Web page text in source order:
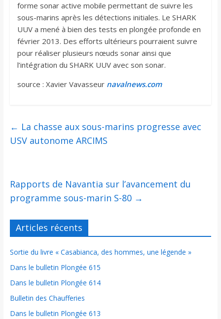
forme sonar active mobile permettant de suivre les
sous-marins après les détections initiales. Le SHARK
UUV a mené à bien des tests en plongée profonde en
février 2013. Des efforts ultérieurs pourraient suivre
pour réaliser plusieurs nœuds sonar ainsi que
l’intégration du SHARK UUV avec son sonar.
source : Xavier Vavasseur navalnews.com
← La chasse aux sous-marins progresse avec
USV autonome ARCIMS
Rapports de Navantia sur l’avancement du
programme sous-marin S-80 →
Articles récents
Sortie du livre « Casabianca, des hommes, une légende »
Dans le bulletin Plongée 615
Dans le bulletin Plongée 614
Bulletin des Chaufferies
Dans le bulletin Plongée 613